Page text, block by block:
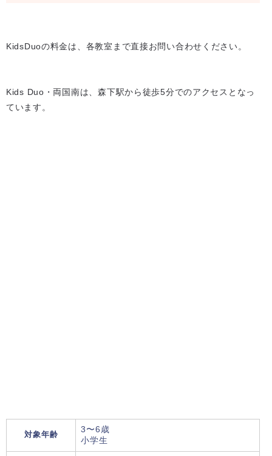
KidsDuoの料金は、各教室まで直接お問い合わせください。
Kids Duo・両国南は、森下駅から徒歩5分でのアクセスとなっ
ています。
対象年齢
3〜6歳
小学生